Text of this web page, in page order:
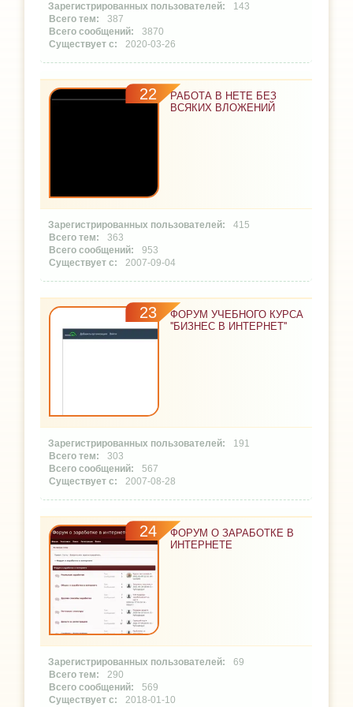
143
387
3870
2020-03-26
22
РАБОТА В НЕТЕ БЕЗ
ВСЯКИХ ВЛОЖЕНИЙ
415
363
953
2007-09-04
23
ФОРУМ УЧЕБНОГО КУРСА
''БИЗНЕС В ИНТЕРНЕТ''
191
303
567
2007-08-28
24
ФОРУМ О ЗАРАБОТКЕ В
ИНТЕРНЕТЕ
69
290
569
2018-01-10